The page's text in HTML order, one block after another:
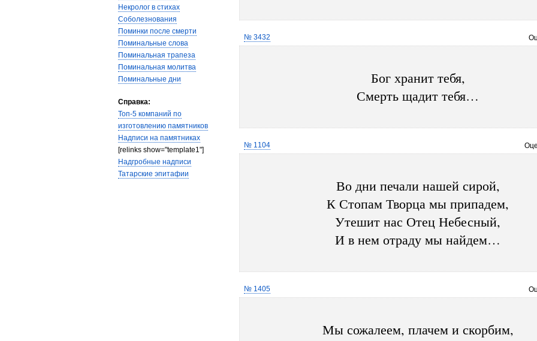
Некролог в стихах
Соболезнования
Поминки после смерти
Поминальные слова
Поминальная трапеза
Поминальная молитва
Поминальные дни
Справка:
Топ-5 компаний по
изготовлению памятников
Надписи на памятниках
[relinks show="template1"]
Надгробные надписи
Татарские эпитафии
№ 3432
Бог хранит тебя,
Смерть щадит тебя…
№ 1104
Во дни печали нашей сирой,
К Стопам Творца мы припадем,
Утешит нас Отец Небесный,
И в нем отраду мы найдем…
№ 1405
Мы сожалеем, плачем и скорбим,